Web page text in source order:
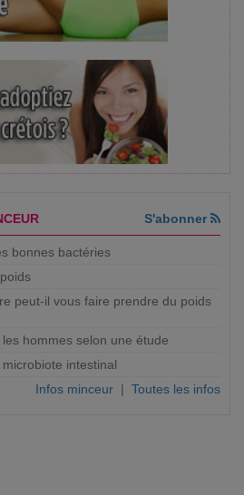
S'abonner
bonnes bactéries
peut-il vous faire prendre du poids
hommes selon une étude
intestinal
Infos minceur | Toutes les infos